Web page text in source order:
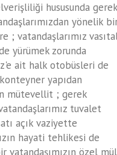
hususunda gerek
yönelik
vatandaşlarımız
yürümek zorunda
ait halk otobüsleri de
yapıdan
mütevellit ; gerek
tuvalet
açık vaziyette
hayati tehlikesi de
vatandaşımızın özel